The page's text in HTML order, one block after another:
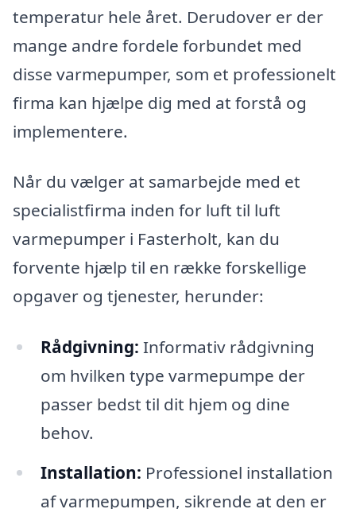
temperatur hele året. Derudover er der
mange andre fordele forbundet med
disse varmepumper, som et professionelt
firma kan hjælpe dig med at forstå og
implementere.
Når du vælger at samarbejde med et
specialistfirma inden for luft til luft
varmepumper i Fasterholt, kan du
forvente hjælp til en række forskellige
opgaver og tjenester, herunder:
Rådgivning: Informativ rådgivning
om hvilken type varmepumpe der
passer bedst til dit hjem og dine
behov.
Installation: Professionel installation
af varmepumpen, sikrende at den er